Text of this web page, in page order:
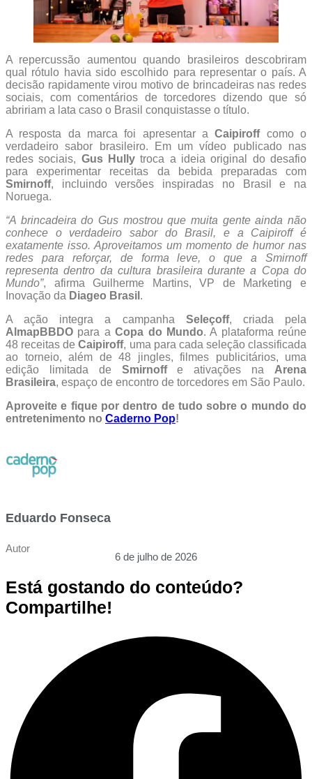
A repercussão aumentou quando brasileiros descobriram
qual rótulo havia sido escolhido para representar o país. A
decisão rapidamente virou motivo de brincadeiras nas redes
sociais, com comentários de torcedores dizendo que só
abririam a lata caso o Brasil conquistasse o título.
A resposta da marca foi apresentar aCaipiroffcomo o
verdadeiro sabor brasileiro. Em um vídeo publicado nas
redes sociais, Gus Hully troca a ideia original do desafio
para experimentar receitas da bebida preparadas com
Smirnoff, incluindo versões inspiradas no Brasil e na
Noruega.
“A brincadeira do Gus mostrou que muita gente ainda não
conhece o verdadeiro sabor do Brasil, e a Caipiroff é
exatamente isso. Aproveitamos um momento de humor nas
redes para reforçar, de forma leve, o que a Smirnoff
representa dentro da cultura brasileira durante a Copa do
Mundo”, afirma Guilherme Martins, VP de Marketing e
Inovação da Diageo Brasil .
A ação integra a campanha Seleçoff, criada pela
AlmapBBDO para aCopa do Mundo. A plataforma reúne
48 receitas deCaipiroff, uma para cada seleção classificada
ao torneio, além de 48 jingles, filmes publicitários, uma
edição limitada de Smirnoffe ativações na Arena
Brasileira, espaço de encontro de torcedores em São Paulo.
Aproveite e fique por dentro de tudo sobre o mundo do
entretenimento no Caderno Pop!
Eduardo Fonseca
Autor
6 de julho de 2026
Está gostando do conteúdo?
Compartilhe!